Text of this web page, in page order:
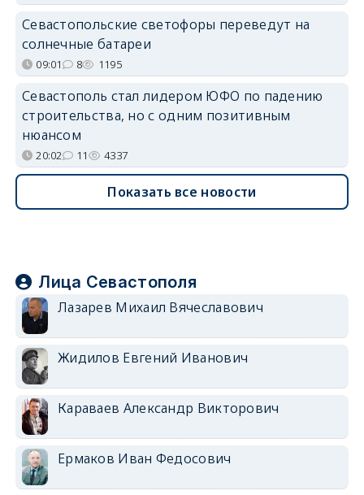
Севастопольские светофоры переведут на
солнечные батареи
09:01 8 1195
Севастополь стал лидером ЮФО по падению
строительства, но с одним позитивным
нюансом
20:02 11 4337
Показать все новости
Лица Севастополя
Лазарев Михаил Вячеславович
Жидилов Евгений Иванович
Караваев Александр Викторович
Ермаков Иван Федосович